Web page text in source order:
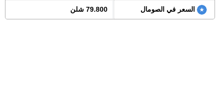
السعر في الصومال 79.800 شلن